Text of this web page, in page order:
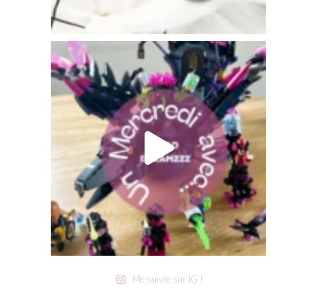
Me suivre sur IG !